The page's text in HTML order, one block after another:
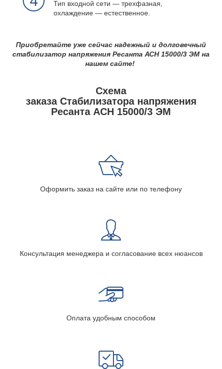
Тип входной сети ― трехфазная,
охлаждение ― естественное.
Приобретайте уже сейчас надежный и долговечный
стабилизатор напряжения Ресанта АСН 15000/3 ЭМ на
нашем сайте!
Схема
заказа Стабилизатора напряжения
Ресанта АСН 15000/3 ЭМ
Оформить заказ на сайте или по телефону
Консультация менеджера и согласование всех нюансов
Оплата удобным способом